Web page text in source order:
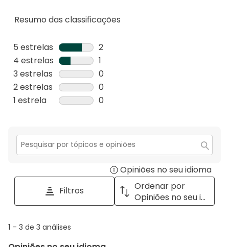
Resumo das classificações
5 estrelas estrelas
2
2
análises
com
5
4 estrelas estrelas
1
1
análise
com
3 estrelas estrelas
0
0
análise
estrelas.
2 estrelas estrelas
0
0
2
estrelas.
1 estrela estrelas
0
com
1
Secção
Opiniões no seu idioma
a
with
Filtros
Ordenar por
Opiniões no seu idioma
11 – 3 de 3 análises